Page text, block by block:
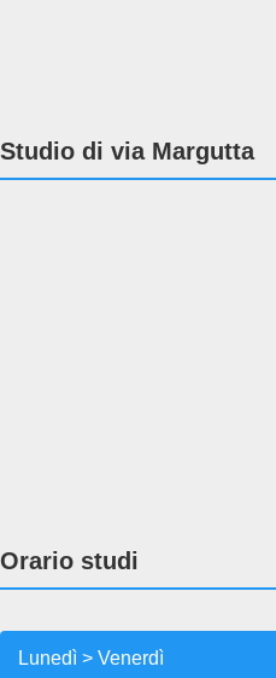
Studio di via Margutta
Orario studi
Lunedì > Venerdì